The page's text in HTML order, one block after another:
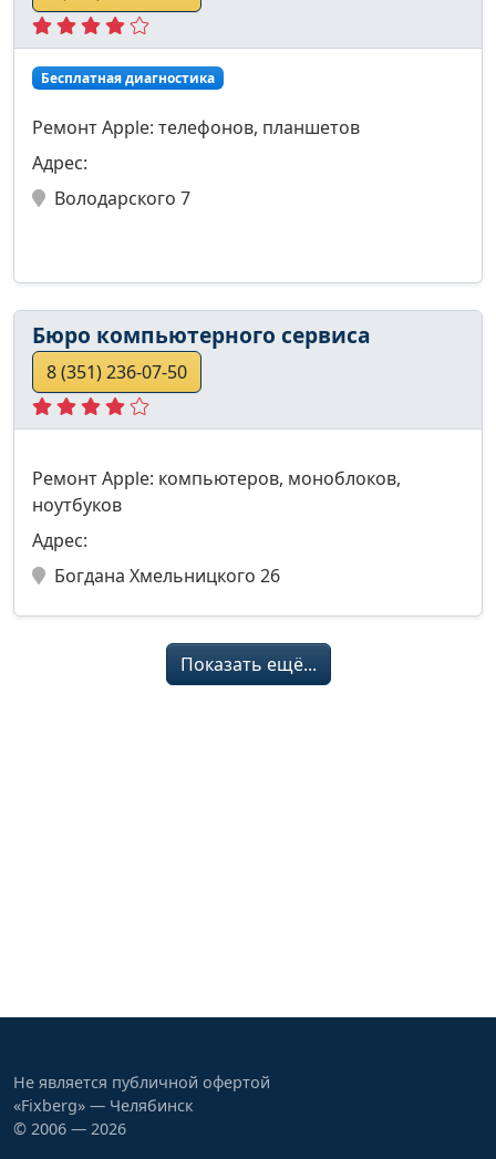
Бесплатная диагностика
Ремонт Apple: телефонов, планшетов
Адрес:
Володарского 7
Бюро компьютерного сервиса
8 (351) 236-07-50
Ремонт Apple: компьютеров, моноблоков,
ноутбуков
Адрес:
Богдана Хмельницкого 26
Показать ещё...
Не является публичной офертой
«Fixberg» — Челябинск
© 2006 — 2026